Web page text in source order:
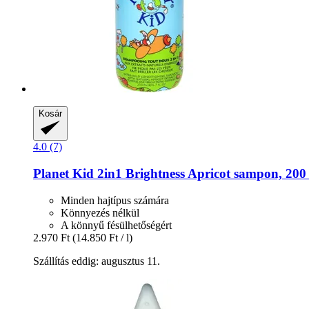
Kosár
4.0 (7)
Planet Kid 2in1 Brightness Apricot sampon,
Minden hajtípus számára
Könnyezés nélkül
A könnyű fésülhetőségért
2.970 Ft (14.850 Ft / l)
Szállítás eddig: augusztus 11.